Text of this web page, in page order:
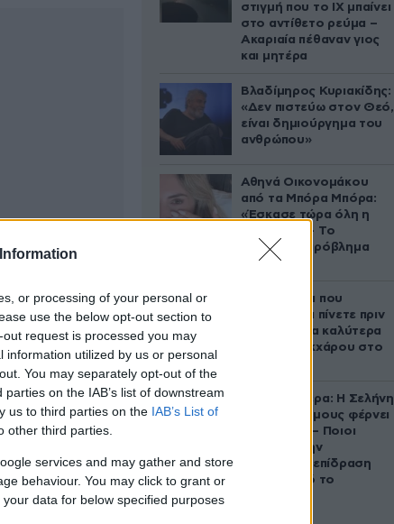
or processing of your personal or
use the below opt-out section to
request is processed you may
utilized by us or personal
You may separately opt-out of the
on the IAB’s list of downstream
us to third parties on the IAB’s List of
other third parties.
services and may gather and store
behaviour. You may click to grant or
data for below specified purposes
στιγμή που το ΙΧ μπαίνει
στο αντίθετο ρεύμα –
Ακαριαία πέθαναν γιος
και μητέρα
Βλαδίμηρος Κυριακίδης:
«Δεν πιστεύω στον Θεό,
είναι δημιούργημα του
ανθρώπου»
Αθηνά Οικονομάκου
από τα Μπόρα Μπόρα:
«Έσκασε τώρα όλη η
κούραση» – Το
απρόοπτο πρόβλημα
υγείας
5 ροφήματα που
μπορείτε να πίνετε πριν
τον ύπνο για καλύτερα
επίπεδα σακχάρου στο
Ζώδια σήμερα: Η Σελήνη
στους Διδύμους φέρνει
ανατροπές – Ποιοι
δέχονται την
ευεργετική επίδραση
του Δία από το